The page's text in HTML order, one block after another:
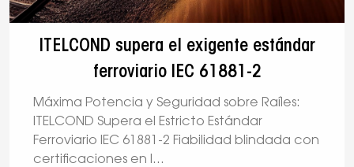
ITELCOND supera el exigente estándar
ferroviario IEC 61881-2
Máxima Potencia y Seguridad sobre Raíles:
ITELCOND Supera el Estricto Estándar
Ferroviario IEC 61881-2 Fiabilidad blindada con
certificaciones en l
...